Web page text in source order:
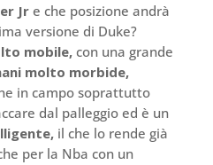
Jre che posizione andrà
versione di Duke?
mobile,con una grande
molto morbide,
in campo soprattutto
dal palleggio ed è un
il che lo rende già
per la Nba con un